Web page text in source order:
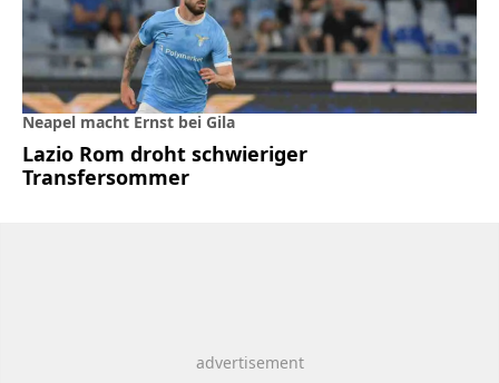
Neapel macht Ernst bei Gila
Lazio Rom droht schwieriger
Transfersommer